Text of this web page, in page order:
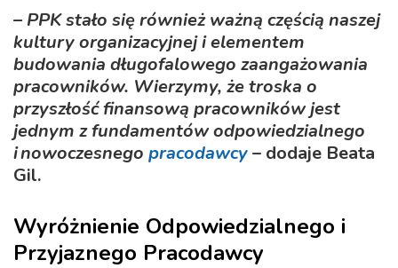
– PPK stało się również ważną częścią naszej
kultury organizacyjnej i elementem
budowania długofalowego zaangażowania
pracowników. Wierzymy, że troska o
przyszłość finansową pracowników jest
jednym z fundamentów odpowiedzialnego
i nowoczesnego pracodawcy– dodaje Beata
Gil.
Wyróżnienie Odpowiedzialnego i
Przyjaznego Pracodawcy